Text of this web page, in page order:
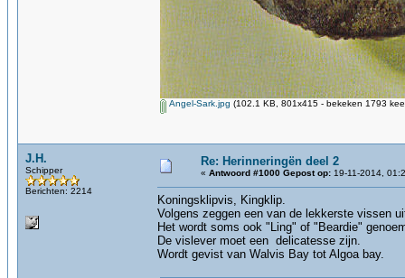
Angel-Sark.jpg (102.1 KB, 801x415 - bekeken 1793
J.H.
Schipper
Berichten: 2214
Re: Herinneringën deel 2
« Antwoord #1000 Gepost op: 19-11-2014,
Koningsklipvis, Kingklip.
Volgens zeggen een van de lekkerste vissen
Het wordt soms ook "Ling" of "Beardie"
De vislever moet een delicatesse zijn.
Wordt gevist van Walvis Bay tot Algoa bay.